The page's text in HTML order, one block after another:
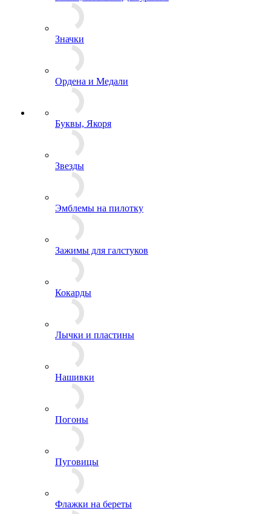
Знаки Образования
Знаки, Повязки Дежурного
Значки
Ордена и Медали
Буквы, Якоря
Звезды
Эмблемы на пилотку
Зажимы для галстуков
Кокарды
Лычки и пластины
Нашивки
Погоны